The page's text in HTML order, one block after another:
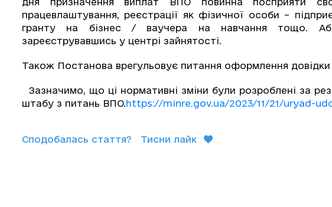
працевлаштування, реєстрації як фізичної особи –
гранту на бізнес / ваучера на навчання тощо. Або
зареєструвавшись у центрі зайнятості.
Також Постанова врегульовує питання оформлення довідки
Зазначимо, що ці нормативні зміни були розроблені за
штабу з питань ВПО.https://minre.gov.ua/2023/11/21/uryad-
Сподобалась стаття? Тисни лайк